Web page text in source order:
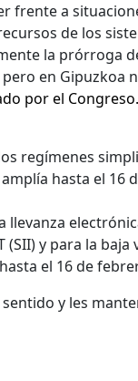
frente a
de los
la prórroga
en Gipuzkoa
por el
regímenes
hasta el 16
(SII) y para la
el 16 de
y les